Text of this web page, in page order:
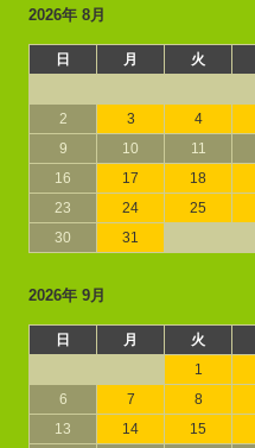
2026年 8月
日 月 火
2
3 4
9
10 11
16
17 18
23
24 25
30
31
2026年 9月
日 月 火
1
6
7 8
13
14 15